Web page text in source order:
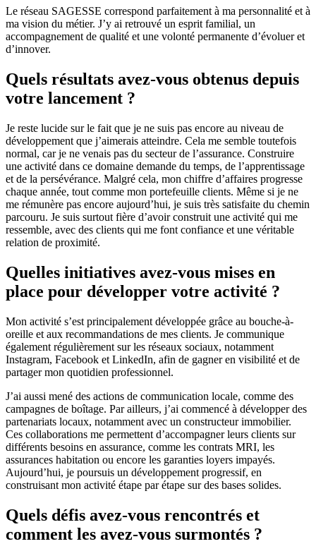
Le réseau SAGESSE correspond parfaitement à ma personnalité et à
ma vision du métier. J’y ai retrouvé un esprit familial, un
accompagnement de qualité et une volonté permanente d’évoluer et
d’innover.
Quels résultats avez-vous obtenus depuis
votre lancement ?
Je reste lucide sur le fait que je ne suis pas encore au niveau de
développement que j’aimerais atteindre. Cela me semble toutefois
normal, car je ne venais pas du secteur de l’assurance. Construire
une activité dans ce domaine demande du temps, de l’apprentissage
et de la persévérance. Malgré cela, mon chiffre d’affaires progresse
chaque année, tout comme mon portefeuille clients. Même si je ne
me rémunère pas encore aujourd’hui, je suis très satisfaite du chemin
parcouru. Je suis surtout fière d’avoir construit une activité qui me
ressemble, avec des clients qui me font confiance et une véritable
relation de proximité.
Quelles initiatives avez-vous mises en
place pour développer votre activité ?
Mon activité s’est principalement développée grâce au bouche-à-
oreille et aux recommandations de mes clients. Je communique
également régulièrement sur les réseaux sociaux, notamment
Instagram, Facebook et LinkedIn, afin de gagner en visibilité et de
partager mon quotidien professionnel.
J’ai aussi mené des actions de communication locale, comme des
campagnes de boîtage. Par ailleurs, j’ai commencé à développer des
partenariats locaux, notamment avec un constructeur immobilier.
Ces collaborations me permettent d’accompagner leurs clients sur
différents besoins en assurance, comme les contrats MRI, les
assurances habitation ou encore les garanties loyers impayés.
Aujourd’hui, je poursuis un développement progressif, en
construisant mon activité étape par étape sur des bases solides.
Quels défis avez-vous rencontrés et
comment les avez-vous surmontés ?